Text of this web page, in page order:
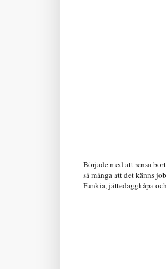
Började med att rensa
så många att det känns
Funkia, jättedaggkåpa